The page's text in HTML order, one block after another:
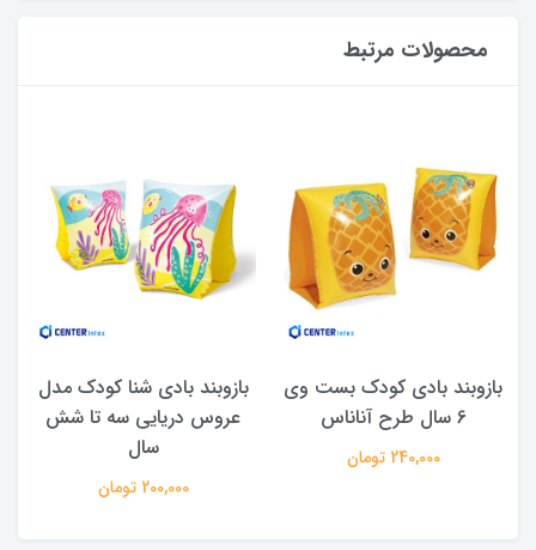
محصولات مرتبط
بازوبند بادی کودک بست وی
6 سال طرح آناناس
240,000 تومان
بازوبند بادی شنا کودک مدل
عروس دریایی سه تا شش
سال
200,000 تومان